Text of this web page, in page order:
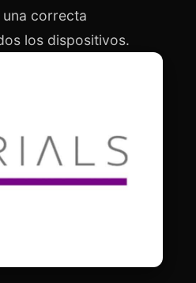
correcta
los dispositivos.